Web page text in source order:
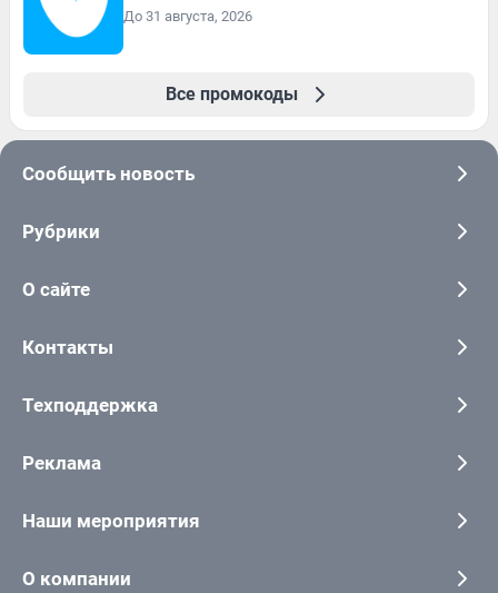
До 31 августа, 2026
Все промокоды
Сообщить новость
Рубрики
О сайте
Контакты
Техподдержка
Реклама
Наши мероприятия
О компании